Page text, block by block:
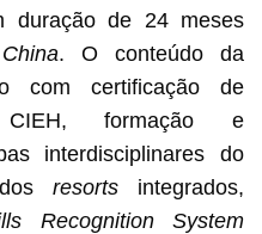
duração de 24 meses
. O conteúdo da
com certificação de
CIEH, formação e
interdisciplinares do
resortsintegrados,
Recognition System